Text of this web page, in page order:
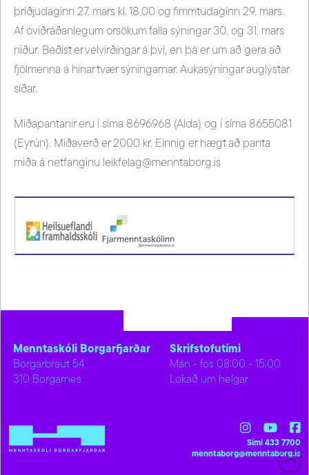
þriðjudaginn 27. mars kl. 18.00 og fimmtudaginn 29. mars.
Af óviðráðanlegum orsökum falla sýningar 30. og 31. mars
niður. Beðist er velvirðingar á því, en þá er um að gera að
fjölmenna á hinar tvær sýningarnar. Aukasýningar auglýstar
síðar.
Miðapantanir eru í síma 8696968 (Alda) og í síma 8655081
(Eyrún). Miðaverð er 2000 kr. Einnig er hægt að panta
miða á netfanginu leikfelag@menntaborg.is
Menntaskóli Borgarfjarðar
Borgarbraut 54
310 Borgarnes
Skrifstofutími
Mán - fös 08:00 - 15:00
Lokað um helgar
Sími 433 7700
menntaborg@menntaborg.is